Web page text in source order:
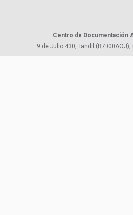
Centro de Documentación
9 de Julio 430, Tandil